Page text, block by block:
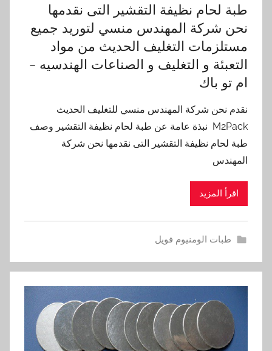
طبة لحام نظيفة التقشير التى نقدمها
نحن شركة المهندس منسي لتوريد جميع
مستلزمات التغليف الحديث من مواد
التعبئة و التغليف و الصناعات الهندسيه –
ام تو باك
نقدم نحن شركة المهندس منسي للتغليف الحديث
M2Pack نبذة عامة عن طبة لحام نظيفة التقشير وصف
طبة لحام نظيفة التقشير التى نقدمها نحن شركة
المهندس
اقرأ المزيد
طبات الومنيوم فويل